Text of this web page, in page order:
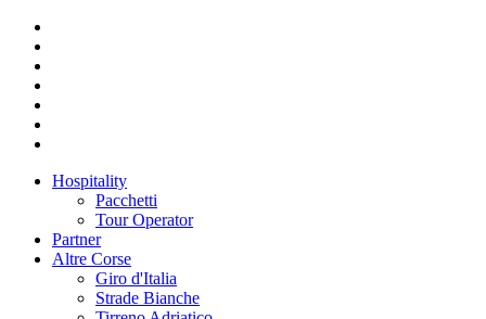
Hospitality
Pacchetti
Tour Operator
Partner
Altre Corse
Giro d'Italia
Strade Bianche